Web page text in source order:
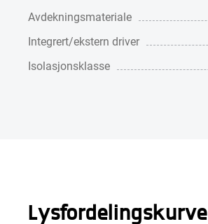
Avdekningsmateriale
Integrert/ekstern driver
Isolasjonsklasse
Lysfordelingskurve